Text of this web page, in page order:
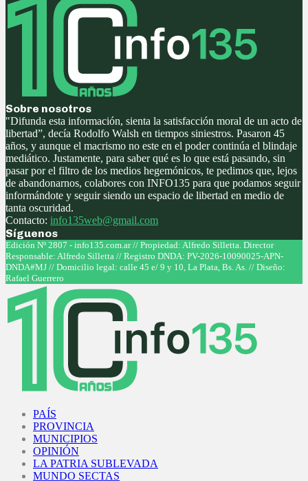
Sobre nosotros
"Difunda esta información, sienta la satisfacción moral de un acto de
libertad”, decía Rodolfo Walsh en tiempos siniestros. Pasaron 45
años, y aunque el macrismo no este en el poder continúa el blindaje
mediático. Justamente, para saber qué es lo que está pasando, sin
pasar por el filtro de los medios hegemónicos, te pedimos que, lejos
de abandonarnos, colabores con INFO135 para que podamos seguir
informándote y seguir siendo un espacio de libertad en medio de
tanta oscuridad.
Contacto: info135web@gmail.com
Síguenos
Facebook
Twitter
Instagram
Youtube
Edición Nº 2807 - info135.com.ar // Propiedad: Alfredo Silletta. Director
Responsable: Alfredo Silletta // Registro DNDA: PV-2026-10090025-APN-
DNDA#MJ // Domicilio legal: calle 45 e/ 9 y 10, La Plata, Bs. As. // Diseño:
Rafael Guerrero
PAÍS
PROVINCIA
MUNICIPIOS
OPINIÓN
LA PATRIA SUBLEVADA
MUNDO SECTAS